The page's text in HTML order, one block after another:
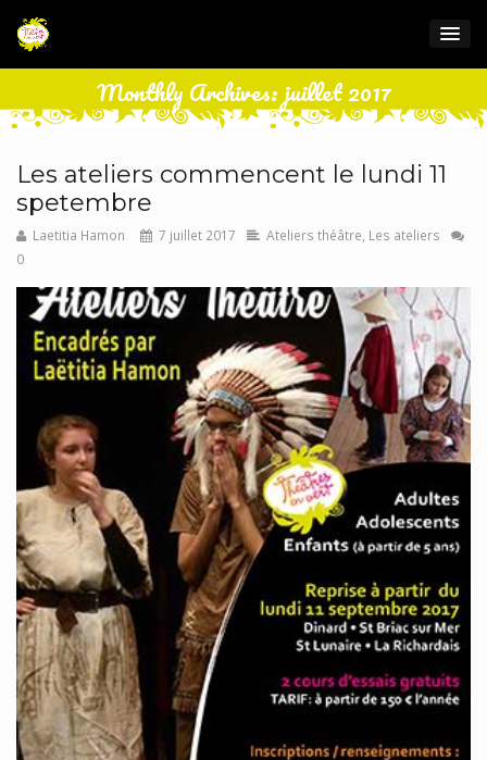
Monthly Archives: juillet 2017
Les ateliers commencent le lundi 11
spetembre
Laetitia Hamon 7 juillet 2017 Ateliers théâtre Les ateliers
0